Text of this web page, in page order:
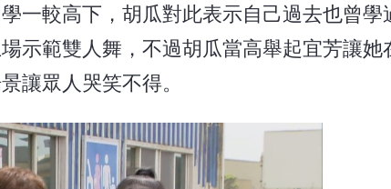
一較高下，胡瓜對此表示自己過去也曾學
示範雙人舞，不過胡瓜當高舉起宜芳讓她
讓眾人哭笑不得。